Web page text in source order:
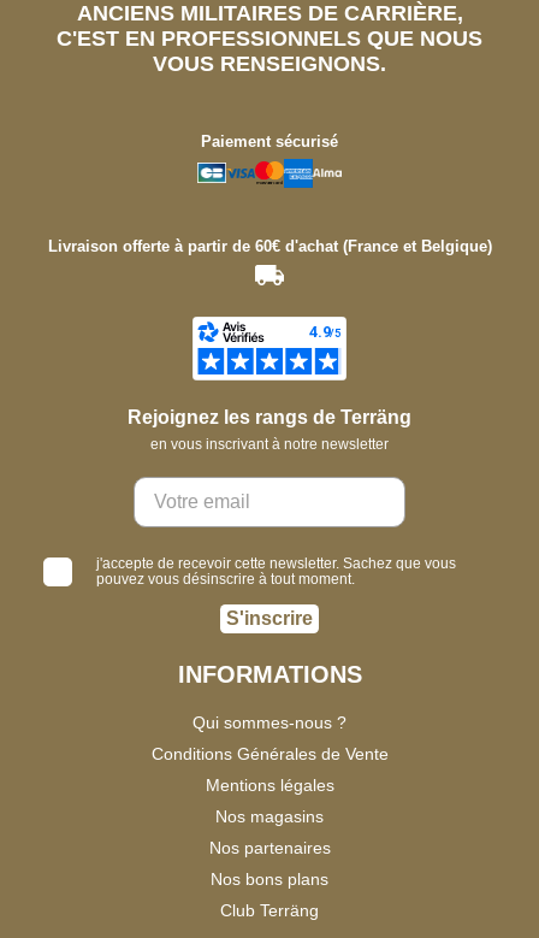
ANCIENS MILITAIRES DE CARRIÈRE,
C'EST EN PROFESSIONNELS QUE NOUS
VOUS RENSEIGNONS.
Paiement sécurisé
Livraison offerte à partir de 60€ d'achat (France et Belgique)
Rejoignez les rangs de Terräng
en vous inscrivant à notre newsletter
j'accepte de recevoir cette newsletter. Sachez que vous
pouvez vous désinscrire à tout moment.
S'inscrire
INFORMATIONS
Qui sommes-nous ?
Conditions Générales de Vente
Mentions légales
Nos magasins
Nos partenaires
Nos bons plans
Club Terräng